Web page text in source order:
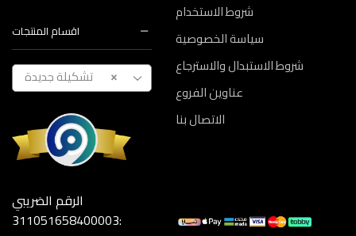
اقسام المنتجات
× تشكيلة جديدة
الرقم الضريبي
:311051658400003
شروط الاستخدام
سياسة الخصوصية
شروط الاستبدال والاسترجاع
عناوين الفروع
الاتصال بنا